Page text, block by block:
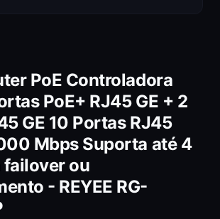
PoE Controladora
PoE+ RJ45 GE + 2
GE 10 Portas RJ45
Mbps Suporta até 4
failover ou
- REYEE RG-